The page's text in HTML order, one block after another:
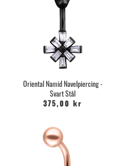
Oriental Namid Navelpiercing -
Svart Stål
375,00 kr